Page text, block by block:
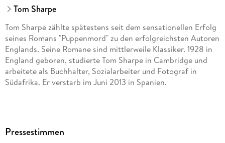
Tom Sharpe
Tom Sharpe zählte spätestens seit dem sensationellen Erfolg
seines Romans "Puppenmord" zu den erfolgreichsten Autoren
Englands. Seine Romane sind mittlerweile Klassiker. 1928 in
England geboren, studierte Tom Sharpe in Cambridge und
arbeitete als Buchhalter, Sozialarbeiter und Fotograf in
Südafrika. Er verstarb im Juni 2013 in Spanien.
Pressestimmen